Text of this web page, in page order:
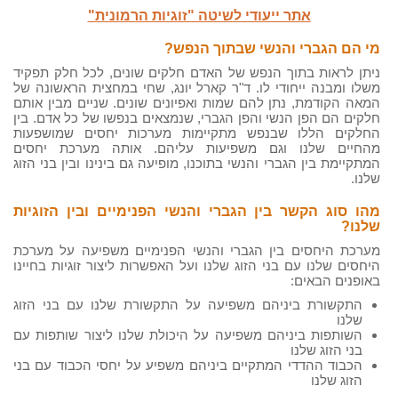
אתר ייעודי לשיטה "זוגיות הרמונית"
מי הם הגברי והנשי שבתוך הנפש?
ניתן לראות בתוך הנפש של האדם חלקים שונים, לכל חלק תפקיד
משלו ומבנה ייחודי לו. ד"ר קארל יונג, שחי במחצית הראשונה של
המאה הקודמת, נתן להם שמות ואפיונים שונים. שניים מבין אותם
חלקים הם הפן הנשי והפן הגברי, שנמצאים בנפשו של כל אדם. בין
החלקים הללו שבנפש מתקיימות מערכות יחסים שמושפעות
מהחיים שלנו וגם משפיעות עליהם. אותה מערכת יחסים
המתקיימת בין הגברי והנשי בתוכנו, מופיעה גם בינינו ובין בני הזוג
שלנו.
מהו סוג הקשר בין הגברי והנשי הפנימיים ובין הזוגיות
שלנו?
מערכת היחסים בין הגברי והנשי הפנימיים משפיעה על מערכת
היחסים שלנו עם בני הזוג שלנו ועל האפשרות ליצור זוגיות בחיינו
באופנים הבאים:
התקשורת ביניהם משפיעה על התקשורת שלנו עם בני הזוג
שלנו
השותפות ביניהם משפיעה על היכולת שלנו ליצור שותפות עם
בני הזוג שלנו
הכבוד ההדדי המתקיים ביניהם משפיע על יחסי הכבוד עם בני
הזוג שלנו